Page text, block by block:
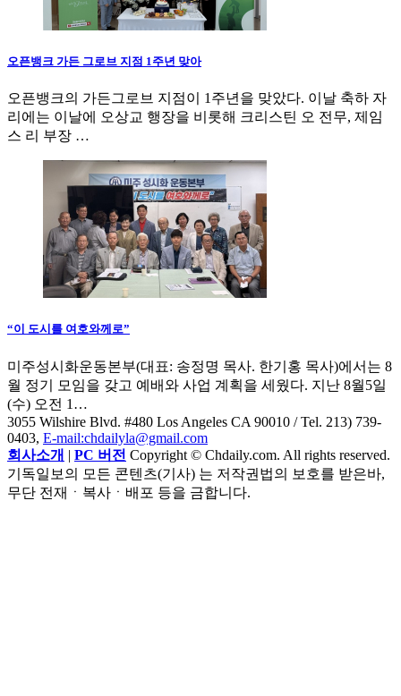
오픈뱅크 가든 그로브 지점 1주년 맞아
오픈뱅크의 가든그로브 지점이 1주년을 맞았다. 이날 축하 자
리에는 이날에 오상교 행장을 비롯해 크리스틴 오 전무, 제임
스 리 부장 …
“이 도시를 여호와께로”
미주성시화운동본부(대표: 송정명 목사. 한기홍 목사)에서는 8
월 정기 모임을 갖고 예배와 사업 계획을 세웠다. 지난 8월5일
(수) 오전 1…
3055 Wilshire Blvd. #480 Los Angeles CA 90010 / Tel. 213) 739-
0403, E-mail:chdailyla@gmail.com
회사소개 | PC 버전 Copyright © Chdaily.com. All rights reserved.
기독일보의 모든 콘텐츠(기사) 는 저작권법의 보호를 받은바,
무단 전재ㆍ복사ㆍ배포 등을 금합니다.